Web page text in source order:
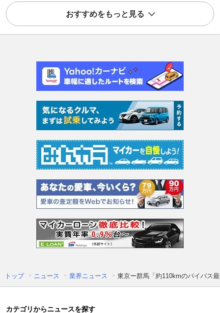
おすすめをもっと見る
トップ ニュース 業界ニュース 東京ー群馬「約110kmのバイパス
カテゴリからニュースを探す